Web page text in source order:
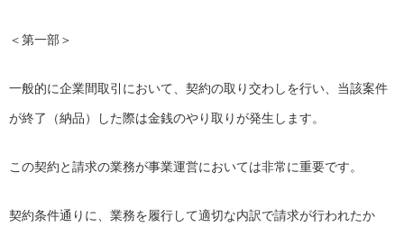
＜第一部＞
一般的に企業間取引において、契約の取り交わしを行い、当該案件
が終了（納品）した際は金銭のやり取りが発生します。
この契約と請求の業務が事業運営においては非常に重要です。
契約条件通りに、業務を履行して適切な内訳で請求が行われたか